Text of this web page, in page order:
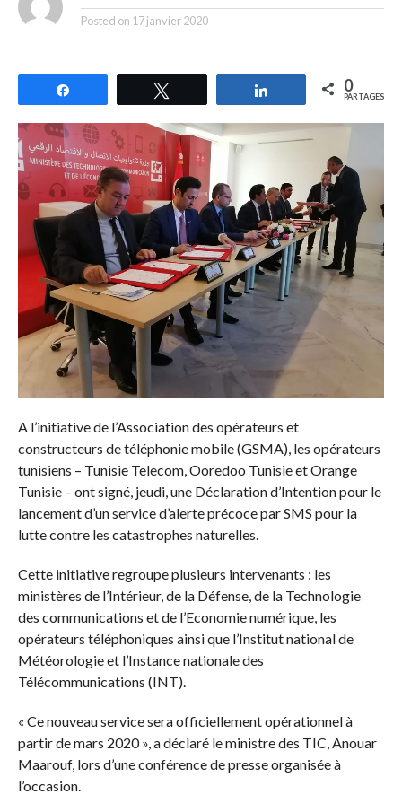
Posted on 17 janvier 2020
Partagez 0
PARTAGES
A l’initiative de l’Association des opérateurs et
constructeurs de téléphonie mobile (GSMA), les opérateurs
tunisiens – Tunisie Telecom, Ooredoo Tunisie et Orange
Tunisie – ont signé, jeudi, une Déclaration d’Intention pour le
lancement d’un service d’alerte précoce par SMS pour la
lutte contre les catastrophes naturelles.
Cette initiative regroupe plusieurs intervenants : les
ministères de l’Intérieur, de la Défense, de la Technologie
des communications et de l’Economie numérique, les
opérateurs téléphoniques ainsi que l’Institut national de
Météorologie et l’Instance nationale des
Télécommunications (INT).
« Ce nouveau service sera officiellement opérationnel à
partir de mars 2020 », a déclaré le ministre des TIC, Anouar
Maarouf, lors d’une conférence de presse organisée à
l’occasion.